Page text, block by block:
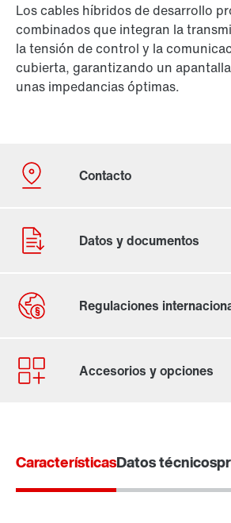
Los cables híbridos de desarrollo
combinados que integran la
la tensión de control y la
cubierta, garantizando un
unas impedancias óptimas.
Contacto
Lugares mundiales
CaracterísticasDatos técnicos